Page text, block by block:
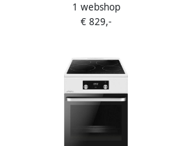
Inductiefornuis 3 zones
Airfry 11 kookfuncties
1 webshop
€ 829,-